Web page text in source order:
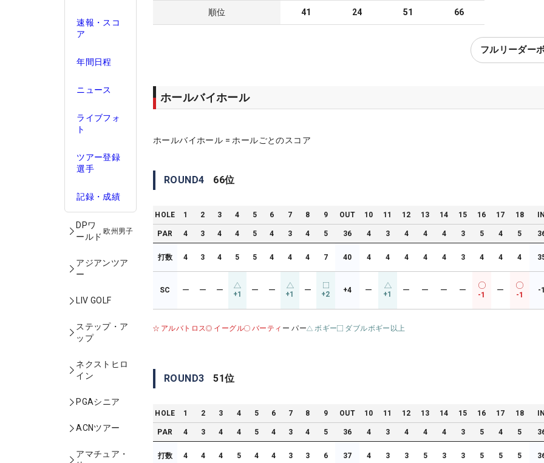
速報・スコ
ア
年間日程
ニュース
ライブフォ
ト
ツアー登録
選手
記録・成績
DPワ
ールド
欧州男子
アジアンツア
ー
LIV GOLF
ステップ・ア
ップ
ネクストヒロ
イン
PGAシニア
ACNツアー
アマチュア・
順位 41 24 51 66
フルリーダー
ホールバイホール
ホールバイホール = ホールごとのスコア
ROUND4 66位
HOLE 1 2 3 4 5 6 7 8 9 OUT 10 11 12 13 14 15 16 17 18
PAR 4 3 4 4 5 4 3 4 5 36 4 3 4 4 4 3 5 4 5
打数 4 3 4 5 5 4 4 4 7 40 4 4 4 4 4 3 4 4 4
SC ー ー ー +1 ー ー +1 ー +2 +4 ー +1 ー ー ー ー
-1
ー
-1
-
アルバトロス イーグル バーティ ー パー ボギー ダブルボギー以上
ROUND3 51位
HOLE 1 2 3 4 5 6 7 8 9 OUT 10 11 12 13 14 15 16 17 18
PAR 4 3 4 4 5 4 3 4 5 36 4 3 4 4 4 3 5 4 5
打数 4 4 4 5 4 4 3 3 6 37 4 3 3 5 3 3 5 5 5